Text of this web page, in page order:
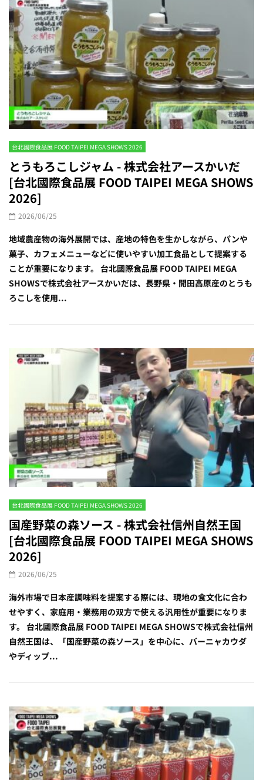
台北國際食品展 FOOD TAIPEI MEGA SHOWS 2026
とうもろこしジャム - 株式会社アースかいだ
[台北國際食品展 FOOD TAIPEI MEGA SHOWS
2026]
2026/06/25
地域農産物の海外展開では、産地の特色を生かしながら、パンや
菓子、カフェメニューなどに使いやすい加工食品として提案する
ことが重要になります。 台北國際食品展 FOOD TAIPEI MEGA
SHOWSで株式会社アースかいだは、長野県・開田高原産のとうも
ろこしを使用...
台北國際食品展 FOOD TAIPEI MEGA SHOWS 2026
国産野菜の森ソース - 株式会社信州自然王国
[台北國際食品展 FOOD TAIPEI MEGA SHOWS
2026]
2026/06/25
海外市場で日本産調味料を提案する際には、現地の食文化に合わ
せやすく、家庭用・業務用の双方で使える汎用性が重要になりま
す。 台北國際食品展 FOOD TAIPEI MEGA SHOWSで株式会社信州
自然王国は、「国産野菜の森ソース」を中心に、バーニャカウダ
やディップ...